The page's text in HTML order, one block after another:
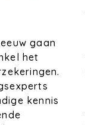
gaan
het
kennis